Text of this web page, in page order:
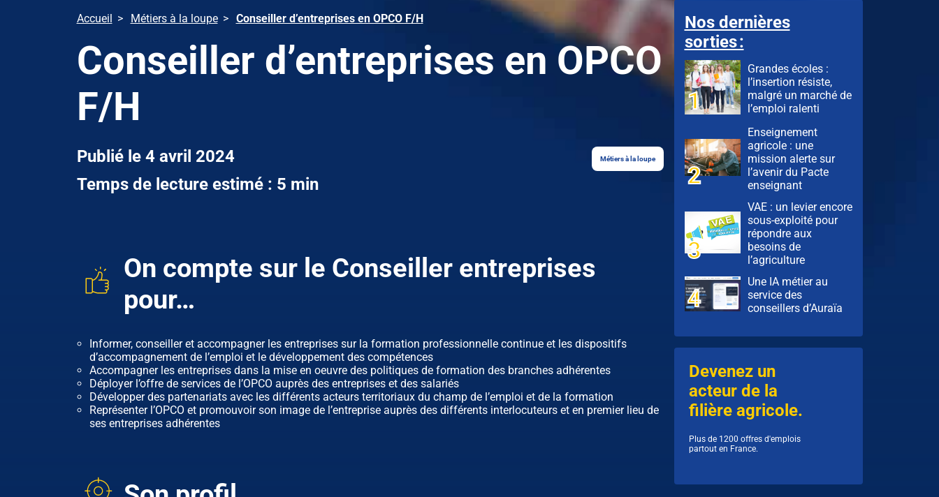
Accueil Métiers à la loupe Conseiller d’entreprises en OPCO F/H
Conseiller d’entreprises en OPCO
F/H
Publié le 4 avril 2024
Temps de lecture estimé : 5 min
Métiers à la loupe
On compte sur le Conseiller entreprises
pour…
Informer, conseiller et accompagner les entreprises sur la formation professionnelle continue et les dispositifs
d’accompagnement de l’emploi et le développement des compétences
Accompagner les entreprises dans la mise en oeuvre des politiques de formation des branches adhérentes
Déployer l’offre de services de l’OPCO auprès des entreprises et des salariés
Développer des partenariats avec les différents acteurs territoriaux du champ de l’emploi et de la formation
Représenter l’OPCO et promouvoir son image de l’entreprise auprès des différents interlocuteurs et en premier lieu de
ses entreprises adhérentes
Nos dernières
sorties :
Grandes écoles :
l’insertion résiste,
malgré un marché de
l’emploi ralenti
Enseignement
agricole : une
mission alerte sur
l’avenir du Pacte
enseignant
VAE : un levier encore
sous-exploité pour
répondre aux
besoins de
l’agriculture
Une IA métier au
service des
conseillers d’Auraïa
Devenez un
acteur de la
filière agricole.
Plus de 1200 offres d'emplois
partout en France.